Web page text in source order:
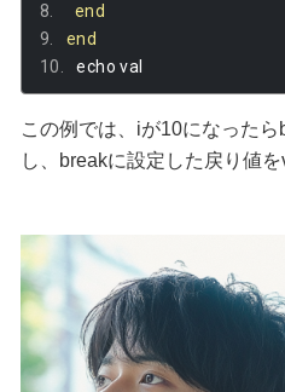
end
end
echo val
この例では、iが10になった
し、breakに設定した戻り値